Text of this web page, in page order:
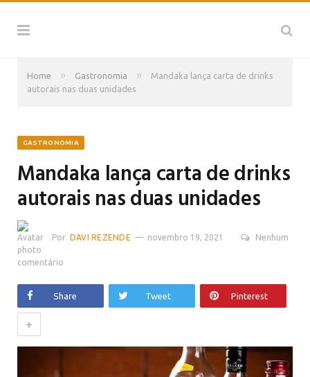
Home » Gastronomia »
Mandaka lança carta de drinks
autorais nas duas unidades
GASTRONOMIA
Mandaka lança carta de drinks
autorais nas duas unidades
Por DAVI REZENDE novembro 19, 2021 Nenhum
comentário
Share Tweet Pinterest
+